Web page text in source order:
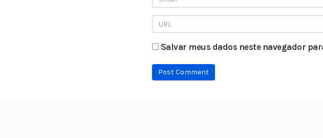
Salvar meus dados neste navegador